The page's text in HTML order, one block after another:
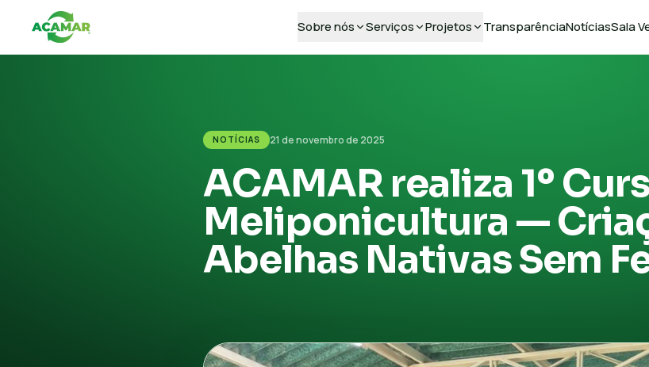
Sobre nós Serviços Projetos TransparênciaNotíciasSala
NOTÍCIAS 21 de novembro de 2025
ACAMAR realiza 1º
Meliponicultura —
Abelhas Nativas Sem